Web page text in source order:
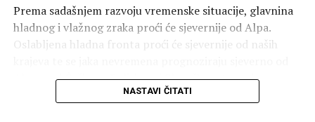
premještati prema istoku tako da će do navečer zahvatiti
veći dio unutrašnjosti. Na sjevernom Jadranu zapuhat će
jaka, u podvelebitskom primorju na mahove i olujna
pri aktivnostima na moru. Najviše dnevne temperature u
sjeverozapadnim krajevima unutrašnjosti od 29 do 33 °C.
Prema sadašnjem razvoju vremenske situacije, glavnina
hladnog i vlažnog zraka proći će sjevernije od Alpa.
Oslabljena hladna fronta proći će sjevernije od naših
Alpa, nad Češkom, Poljskom i Slovačkom te nad
Panonskom nizinom na obroncima Karpata. Manja
NASTAVI ČITATI